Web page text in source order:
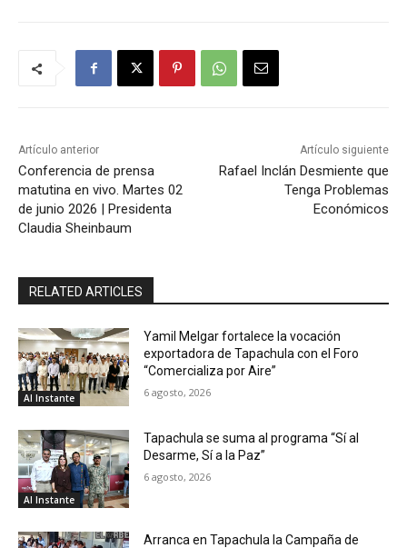
Artículo anterior
Conferencia de prensa
matutina en vivo. Martes 02
de junio 2026 | Presidenta
Claudia Sheinbaum
Artículo siguiente
Rafael Inclán Desmiente que
Tenga Problemas
Económicos
RELATED ARTICLES
Al Instante
Yamil Melgar fortalece la vocación
exportadora de Tapachula con el Foro
“Comercializa por Aire”
6 agosto, 2026
Al Instante
Tapachula se suma al programa “Sí al
Desarme, Sí a la Paz”
6 agosto, 2026
Arranca en Tapachula la Campaña de